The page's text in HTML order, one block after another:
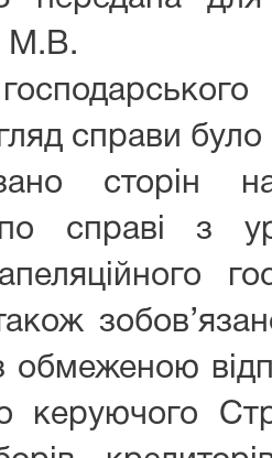
М.В.
справи
сторін
справі з
обмеженою
керуючого